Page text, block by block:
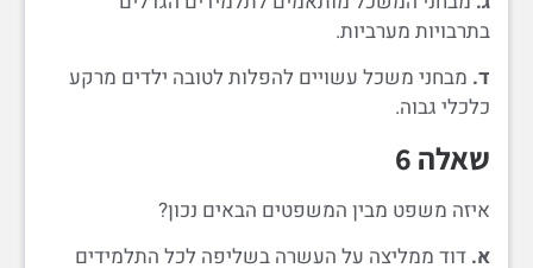
בתרבויות מערביות.
ד. מבחני משכל עשויים להפלות לטובה ילדים מרקע
כלכלי גבוה.
שאלה 6
איזה משפט מבין המשפטים הבאים נכון?
א. דוד ממליצה על העשרה בשליפה לכל התלמידים